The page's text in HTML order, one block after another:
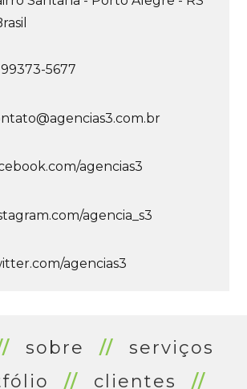
99373-5677
agencias3
agencia_s3
agencias3
sobre //
serviços
// clientes
//